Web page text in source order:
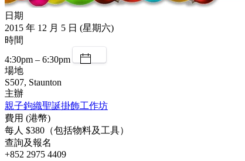
日期
2015 年 12 月 5 日 (星期六)
時間
4:30pm – 6:30pm
場地
S507, Staunton
主辦
親子鉤織聖誕掛飾工作坊
費用 (港幣)
每人 $380（包括物料及工具）
查詢及報名
+852 2975 4409